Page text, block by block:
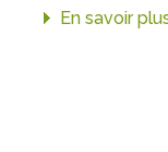
En savoir